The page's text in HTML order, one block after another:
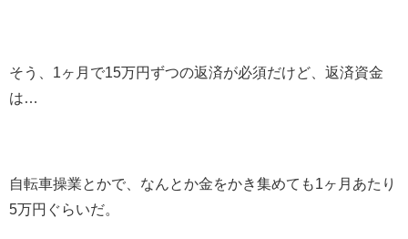
そう、1ヶ月で15万円ずつの返済が必須だけど、返済資金
は…
自転車操業とかで、なんとか金をかき集めても1ヶ月あたり
5万円ぐらいだ。